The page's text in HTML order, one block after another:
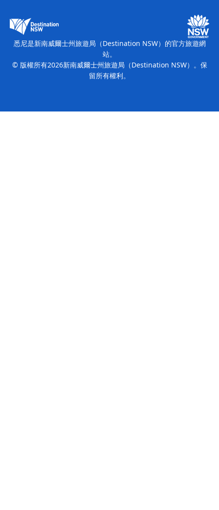
新南威爾士州旅遊局（Destination NSW）媒體中心
繽紛悉尼燈光音樂節
悉尼是新南威爾士州旅遊局（Destination NSW）的官方旅遊網
站。
© 版權所有2026新南威爾士州旅遊局（Destination NSW）。保
留所有權利。